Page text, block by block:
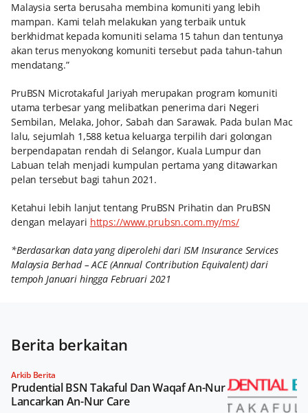
Malaysia serta berusaha membina komuniti yang lebih
mampan. Kami telah melakukan yang terbaik untuk
berkhidmat kepada komuniti selama 15 tahun dan tentunya
akan terus menyokong komuniti tersebut pada tahun-tahun
mendatang.”
PruBSN Microtakaful Jariyah merupakan program komuniti
utama terbesar yang melibatkan penerima dari Negeri
Sembilan, Melaka, Johor, Sabah dan Sarawak. Pada bulan Mac
lalu, sejumlah 1,588 ketua keluarga terpilih dari golongan
berpendapatan rendah di Selangor, Kuala Lumpur dan
Labuan telah menjadi kumpulan pertama yang ditawarkan
pelan tersebut bagi tahun 2021.
Ketahui lebih lanjut tentang PruBSN Prihatin dan PruBSN
dengan melayari https://www.prubsn.com.my/ms/
*Berdasarkan data yang diperolehi dari ISM Insurance Services
Malaysia Berhad – ACE (Annual Contribution Equivalent) dari
tempoh Januari hingga Februari 2021
Berita berkaitan
Arkib Berita
Prudential BSN Takaful Dan Waqaf An-Nur
Lancarkan An-Nur Care